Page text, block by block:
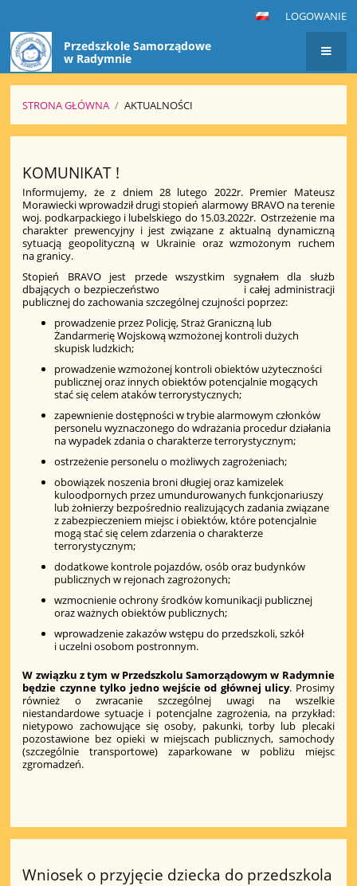
LOGOWANIE
Przedszkole Samorządowe
w Radymnie
STRONA GŁÓWNA / AKTUALNOŚCI
KOMUNIKAT !
Informujemy, że z dniem 28 lutego 2022r. Premier Mateusz
Morawiecki wprowadził drugi stopień alarmowy BRAVO na terenie
woj. podkarpackiego i lubelskiego do 15.03.2022r. Ostrzeżenie ma
charakter prewencyjny i jest związane z aktualną dynamiczną
sytuacją geopolityczną w Ukrainie oraz wzmożonym ruchem
na granicy.
Stopień BRAVO jest przede wszystkim sygnałem dla służb
dbających o bezpieczeństwo i całej administracji
publicznej do zachowania szczególnej czujności poprzez:
prowadzenie przez Policję, Straż Graniczną lub
Żandarmerię Wojskową wzmożonej kontroli dużych
skupisk ludzkich;
prowadzenie wzmożonej kontroli obiektów użyteczności
publicznej oraz innych obiektów potencjalnie mogących
stać się celem ataków terrorystycznych;
zapewnienie dostępności w trybie alarmowym członków
personelu wyznaczonego do wdrażania procedur działania
na wypadek zdania o charakterze terrorystycznym;
ostrzeżenie personelu o możliwych zagrożeniach;
obowiązek noszenia broni długiej oraz kamizelek
kuloodpornych przez umundurowanych funkcjonariuszy
lub żołnierzy bezpośrednio realizujących zadania związane
z zabezpieczeniem miejsc i obiektów, które potencjalnie
mogą stać się celem zdarzenia o charakterze
terrorystycznym;
dodatkowe kontrole pojazdów, osób oraz budynków
publicznych w rejonach zagrożonych;
wzmocnienie ochrony środków komunikacji publicznej
oraz ważnych obiektów publicznych;
wprowadzenie zakazów wstępu do przedszkoli, szkół
i uczelni osobom postronnym.
W związku z tym w Przedszkolu Samorządowym w Radymnie
będzie czynne tylko jedno wejście od głównej ulicy. Prosimy
również o zwracanie szczególnej uwagi na wszelkie
niestandardowe sytuacje i potencjalne zagrożenia, na przykład:
nietypowo zachowujące się osoby, pakunki, torby lub plecaki
pozostawione bez opieki w miejscach publicznych, samochody
(szczególnie transportowe) zaparkowane w pobliżu miejsc
zgromadzeń.
Wniosek o przyjęcie dziecka do przedszkola